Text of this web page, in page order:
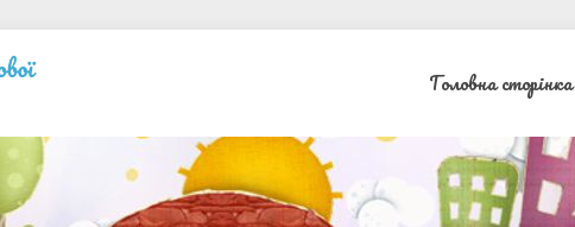
Головна сторінка